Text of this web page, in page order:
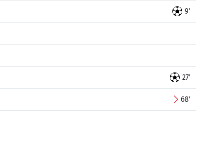
9'
27'
68'